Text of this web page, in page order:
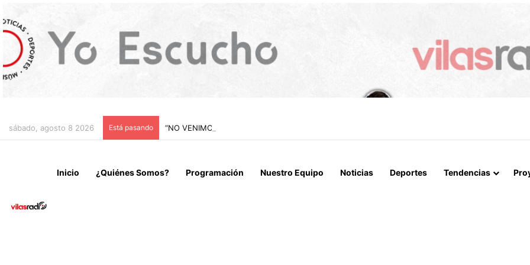
sábado, agosto 8 2026 Está pasando “NO VENIMOS A CELEBRAR LA MUERTE, SINO LA VIDA”: LA EMOTIVA ROMERÍA AL CEMENTERIO
Inicio ¿Quiénes Somos? Programación Nuestro Equipo Noticias Deportes Tendencias